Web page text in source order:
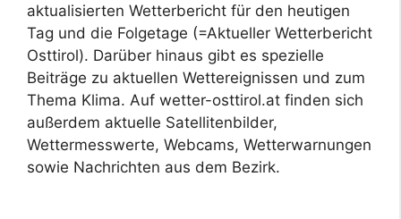
aktualisierten Wetterbericht für den heutigen
Tag und die Folgetage (=Aktueller Wetterbericht
Osttirol). Darüber hinaus gibt es spezielle
Beiträge zu aktuellen Wettereignissen und zum
Thema Klima. Auf wetter-osttirol.at finden sich
außerdem aktuelle Satellitenbilder,
Wettermesswerte, Webcams, Wetterwarnungen
sowie Nachrichten aus dem Bezirk.